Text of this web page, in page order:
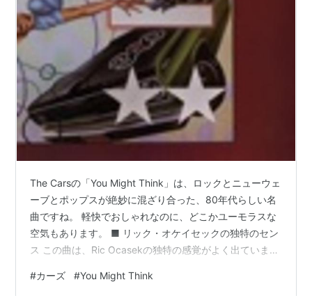
まや地図からも消えてしまったその町には、オン
ボロ・レッカー車のメーターをはじめ、見るから
に風変わりな住民たちばかり。思いがけずこの町
に足止めをくらってしまい、早くレース会場に戻
らねばと焦るマックイーン。しかし、のんびりと
した時間が流れるこの町で、奇妙なクルマたちと
一緒に過ごすうち、マックイーンの心にも少しず
つ変化が見え始める。
（allcinemaより）
予告編
The Carsの「You Might Think」は、ロックとニューウェ
ーブとポップスが絶妙に混ざり合った、80年代らしい名
曲ですね。 軽快でおしゃれなのに、どこかユーモラスな
空気もあります。 ■ リック・オケイセックの独特のセン
ス この曲は、Ric Ocasekの独特の感覚がよく出ています
い。 普通のラブソングにしないところが、カーズらしい
#カーズ #You Might Think